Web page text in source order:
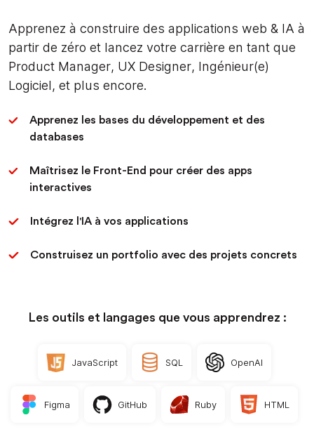
Apprenez à construire des applications web & IA à
partir de zéro et lancez votre carrière en tant que
Product Manager, UX Designer, Ingénieur(e)
Logiciel, et plus encore.
Apprenez les bases du développement et des
databases
Maîtrisez le Front-End pour créer des apps
interactives
Intégrez l'IA à vos applications
Construisez un portfolio avec des projets concrets
Les outils et langages que vous apprendrez :
JavaScript SQL OpenAI
Figma GitHub Ruby HTML